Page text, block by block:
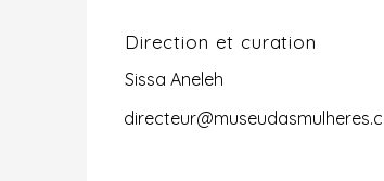
Direction et curation
Sissa Aneleh